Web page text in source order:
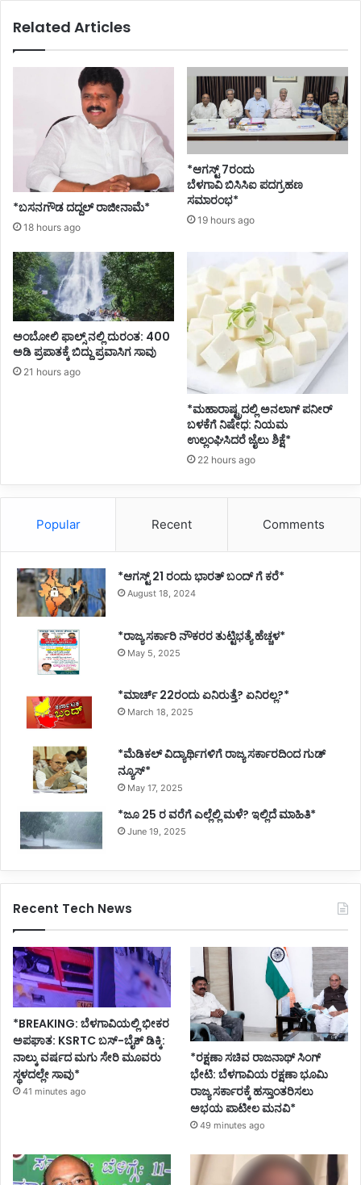
ಕ್ಷ್
ಸ
ಕು
Related Articles
*ಬಸನಗೌಡ ದದ್ದಲ್‌ ರಾಜೀನಾಮೆ*
18 hours ago
*ಆಗಸ್ಟ್ 7ರಂದು
ಬೆಳಗಾವಿ ಬಿಸಿಸಿಐ ಪದಗ್ರಹಣ
ಸಮಾರಂಭ*
19 hours ago
ಅಂಬೋಲಿ ಫಾಲ್ಸ್ ನಲ್ಲಿ ದುರಂತ: 400
ಅಡಿ ಪ್ರಪಾತಕ್ಕೆ ಬಿದ್ದು ಪ್ರವಾಸಿಗ ಸಾವು
21 hours ago
*ಮಹಾರಾಷ್ಟ್ರದಲ್ಲಿ ಅನಲಾಗ್ ಪನೀರ್
ಬಳಕೆಗೆ ನಿಷೇಧ: ನಿಯಮ
ಉಲ್ಲಂಘಿಸಿದರೆ ಜೈಲು ಶಿಕ್ಷೆ*
22 hours ago
Popular Recent Comments
*ಆಗಸ್ಟ್ 21 ರಂದು ಭಾರತ್‌ ಬಂದ್‌ ಗೆ ಕರೆ*
August 18, 2024
*ರಾಜ್ಯ ಸರ್ಕಾರಿ ನೌಕರರ ತುಟ್ಟಿಭತ್ಯೆ ಹೆಚ್ಚಳ*
May 5, 2025
*ಮಾರ್ಚ್ 22ರಂದು ಏನಿರುತ್ತೆ? ಏನಿರಲ್ಲ?*
March 18, 2025
*ಮೆಡಿಕಲ್ ವಿದ್ಯಾರ್ಥಿಗಳಿಗೆ ರಾಜ್ಯ ಸರ್ಕಾರದಿಂದ ಗುಡ್
ನ್ಯೂಸ್*
May 17, 2025
*ಜೂ 25 ರ ವರೆಗೆ ಎಲ್ಲೆಲ್ಲಿ ಮಳೆ? ಇಲ್ಲಿದೆ ಮಾಹಿತಿ*
June 19, 2025
Recent Tech News
*BREAKING: ಬೆಳಗಾವಿಯಲ್ಲಿ ಭೀಕರ
ಅಪಘಾತ: KSRTC ಬಸ್-ಬೈಕ್ ಡಿಕ್ಕಿ:
ನಾಲ್ಕು ವರ್ಷದ ಮಗು ಸೇರಿ ಮೂವರು
ಸ್ಥಳದಲ್ಲೇ ಸಾವು*
41 minutes ago
*ರಕ್ಷಣಾ ಸಚಿವ ರಾಜನಾಥ್ ಸಿಂಗ್
ಭೇಟಿ: ಬೆಳಗಾವಿಯ ರಕ್ಷಣಾ ಭೂಮಿ
ರಾಜ್ಯ ಸರ್ಕಾರಕ್ಕೆ ಹಸ್ತಾಂತರಿಸಲು
ಅಭಯ ಪಾಟೀಲ ಮನವಿ*
49 minutes ago